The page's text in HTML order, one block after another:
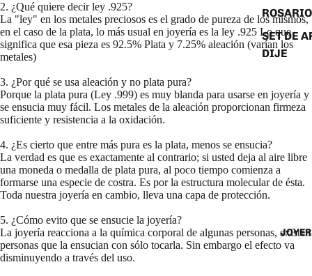
SET DE
DIJE
2. ¿Qué quiere decir ley .925?
La "ley" en los metales preciosos es el grado de pureza de los mismos,
en el caso de la plata, lo más usual en joyería es la ley .925 Lo que
significa que esa pieza es 92.5% Plata y 7.25% aleación (varían los
metales)
3. ¿Por qué se usa aleación y no plata pura?
Porque la plata pura (Ley .999) es muy blanda para usarse en joyería y
se ensucia muy fácil. Los metales de la aleación proporcionan firmeza
suficiente y resistencia a la oxidación.
4. ¿Es cierto que entre más pura es la plata, menos se ensucia?
La verdad es que es exactamente al contrario; si usted deja al aire libre
una moneda o medalla de plata pura, al poco tiempo comienza a
formarse una especie de costra. Es por la estructura molecular de ésta.
Toda nuestra joyería en cambio, lleva una capa de protección.
5. ¿Cómo evito que se ensucie la joyería?
La joyería reacciona a la química corporal de algunas personas, existen
personas que la ensucian con sólo tocarla. Sin embargo el efecto va
disminuyendo a través del uso.